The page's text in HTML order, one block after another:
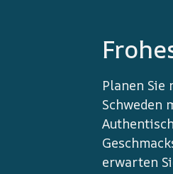
Planen Sie
Schweden
erwarten